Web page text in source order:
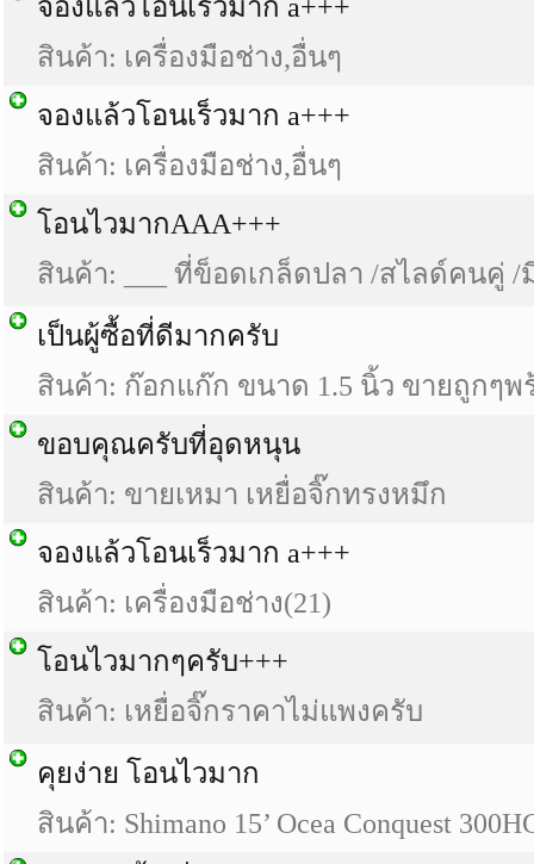
จองแล้วโอนเร็วมาก a+++
สินค้า: เครื่องมือช่าง,อื่นๆ
จองแล้วโอนเร็วมาก a+++
สินค้า: เครื่องมือช่าง,อื่นๆ
โอนไวมากAAA+++
สินค้า: ___ ที่ข็อดเกล็ดปลา /สไลด์คนคู่ /
เป็นผู้ซื้อที่ดีมากครับ
สินค้า: ก๊อกแก๊ก ขนาด 1.5 นิ้ว ขายถูกๆพ
ขอบคุณครับที่อุดหนุน
สินค้า: ขายเหมา เหยื่อจิ๊กทรงหมึก
จองแล้วโอนเร็วมาก a+++
สินค้า: เครื่องมือช่าง(21)
โอนไวมากๆครับ+++
สินค้า: เหยื่อจิ๊กราคาไม่แพงครับ
คุยง่าย โอนไวมาก
สินค้า: Shimano 15’ Ocea Conquest